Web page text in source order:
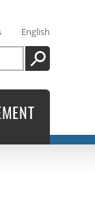
English
RECHERCHE